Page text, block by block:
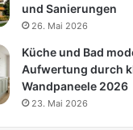
und Sanierungen
26. Mai 2026
Küche und Bad
Aufwertung durch
Wandpaneele 2026
23. Mai 2026